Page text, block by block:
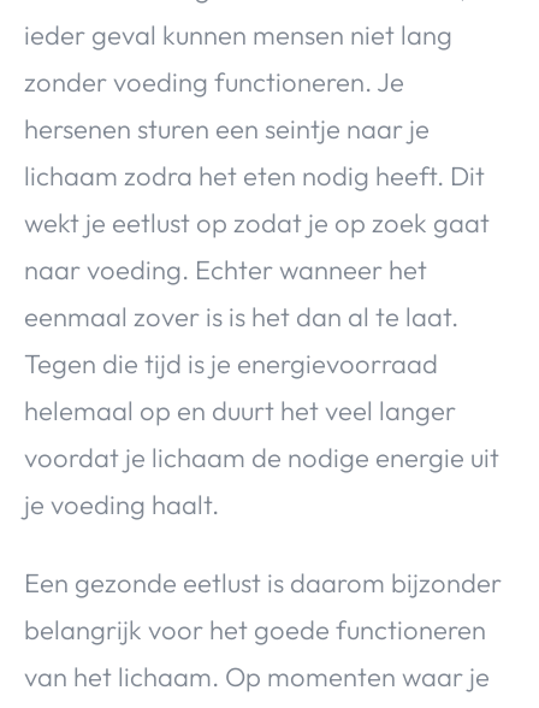
Food & Drinks Health & Beauty Gadgets
Huis & Tuin
Travel
Lifestyle
ieder geval kunnen mensen niet lang
zonder voeding functioneren. Je
hersenen sturen een seintje naar je
lichaam zodra het eten nodig heeft. Dit
wekt je eetlust op zodat je op zoek gaat
naar voeding. Echter wanneer het
eenmaal zover is is het dan al te laat.
Tegen die tijd is je energievoorraad
helemaal op en duurt het veel langer
voordat je lichaam de nodige energie uit
je voeding haalt.
Een gezonde eetlust is daarom bijzonder
belangrijk voor het goede functioneren
van het lichaam. Op momenten waar je